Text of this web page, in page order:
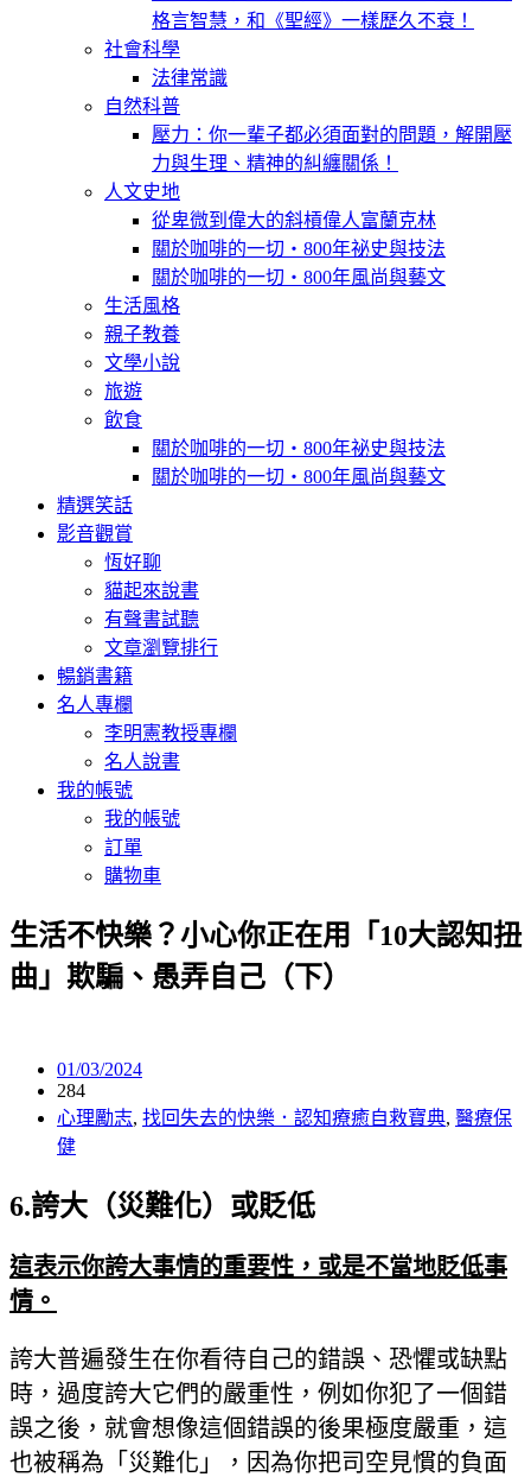
格言智慧，和《聖經》一樣歷久不衰！
社會科學
法律常識
自然科普
壓力：你一輩子都必須面對的問題，解開壓
力與生理、精神的糾纏關係！
人文史地
從卑微到偉大的斜槓偉人富蘭克林
關於咖啡的一切‧800年祕史與技法
關於咖啡的一切‧800年風尚與藝文
生活風格
親子教養
文學小說
旅遊
飲食
關於咖啡的一切‧800年祕史與技法
關於咖啡的一切‧800年風尚與藝文
精選笑話
影音觀賞
恆好聊
貓起來說書
有聲書試聽
文章瀏覽排行
暢銷書籍
名人專欄
李明憲教授專欄
名人說書
我的帳號
我的帳號
訂單
購物車
生活不快樂？小心你正在用「10大認知扭
曲」欺騙、愚弄自己（下）
01/03/2024
284
心理勵志, 找回失去的快樂．認知療癒自救寶典, 醫療保
健
6.誇大（災難化）或貶低
這表示你誇大事情的重要性，或是不當地貶低事
情。
誇大普遍發生在你看待自己的錯誤、恐懼或缺點
時，過度誇大它們的嚴重性，例如你犯了一個錯
誤之後，就會想像這個錯誤的後果極度嚴重，這
也被稱為「災難化」，因為你把司空見慣的負面